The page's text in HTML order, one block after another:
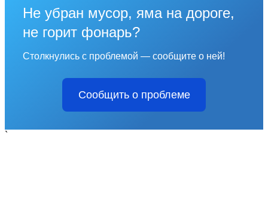
Не убран мусор, яма на дороге,
не горит фонарь?
Столкнулись с проблемой — сообщите о ней!
Сообщить о проблеме
`